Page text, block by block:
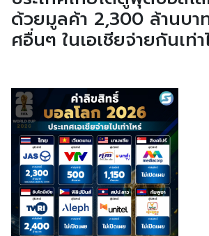
ด้วยมูลค้า 2,300 ล้านบา
ศอื่นๆ ในเอเชียจ่ายกันเท่